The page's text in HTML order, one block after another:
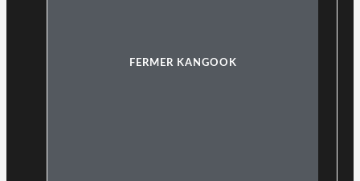
FERMER KANGOOK